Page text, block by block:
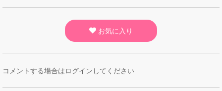
お気に入り
コメントする場合はログインしてください